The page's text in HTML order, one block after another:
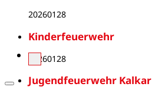
20260128
Kinderfeuerwehr
20260128
Jugendfeuerwehr Kalkar